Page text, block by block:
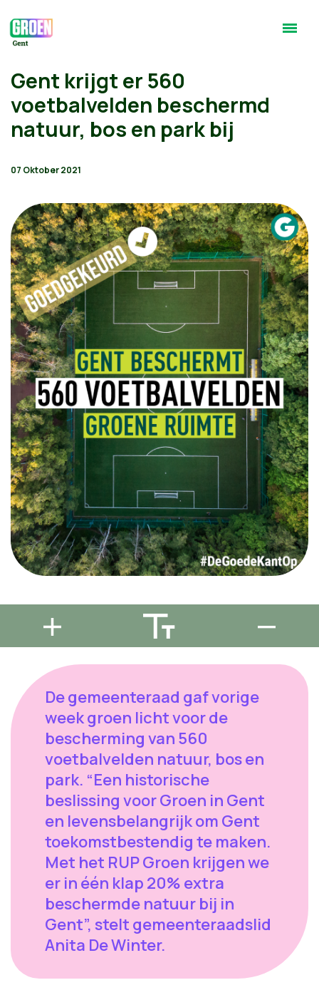
Gent krijgt er 560
voetbalvelden beschermd
natuur, bos en park bij
07 Oktober 2021
De gemeenteraad gaf vorige
week groen licht voor de
bescherming van 560
voetbalvelden natuur, bos en
park. “Een historische
beslissing voor Groen in Gent
en levensbelangrijk om Gent
toekomstbestendig te maken.
Met het RUP Groen krijgen we
er in één klap 20% extra
beschermde natuur bij in
Gent”, stelt gemeenteraadslid
Anita De Winter.